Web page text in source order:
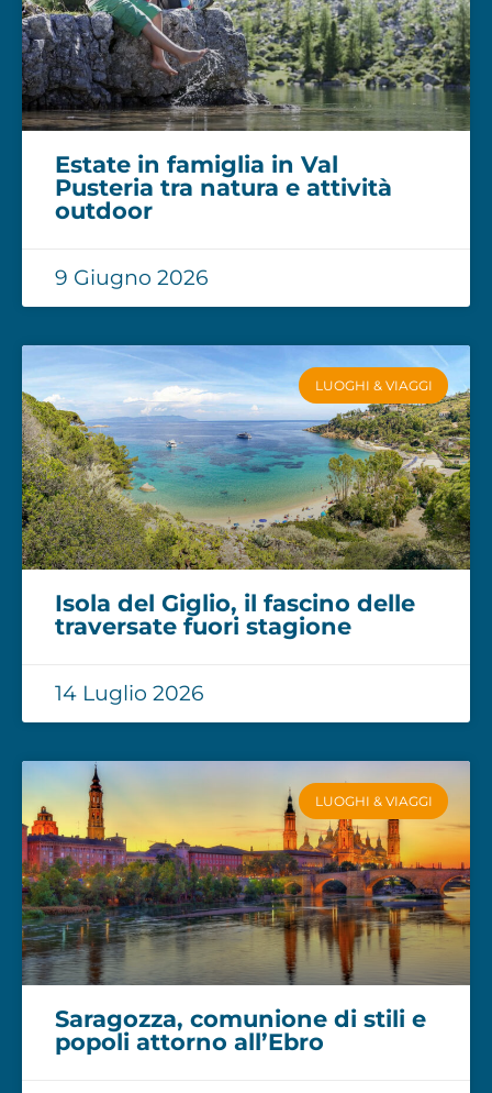
Estate in famiglia in Val
Pusteria tra natura e attività
outdoor
9 Giugno 2026
LUOGHI & VIAGGI
Isola del Giglio, il fascino delle
traversate fuori stagione
14 Luglio 2026
LUOGHI & VIAGGI
Saragozza, comunione di stili e
popoli attorno all’Ebro